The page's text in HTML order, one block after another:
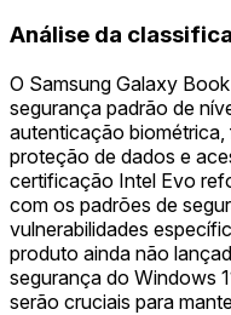
Análise da
O Samsung Galaxy
segurança padrão de
autenticação
proteção de dados e
certificação Intel Evo
com os padrões de
vulnerabilidades
produto ainda não
segurança do Windows
serão cruciais para